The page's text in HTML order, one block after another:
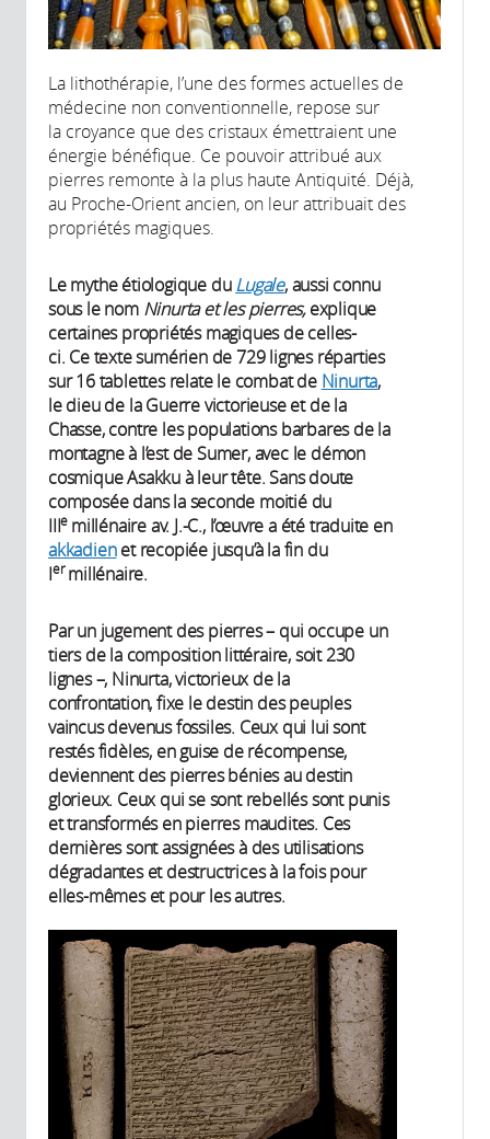
La lithothérapie, l’une des formes actuelles de
médecine non conventionnelle, repose sur
la croyance que des cristaux émettraient une
énergie bénéfique. Ce pouvoir attribué aux
pierres remonte à la plus haute Antiquité. Déjà,
au Proche-Orient ancien, on leur attribuait des
propriétés magiques.
Le mythe étiologique duLugale, aussi connu
sous le nom Ninurta et les pierres,explique
certaines propriétés magiques de celles-
ci. Ce texte sumérien de 729 lignes réparties
sur 16 tablettes relate le combat de Ninurta,
le dieu de la Guerre victorieuse et de la
Chasse, contre les populations barbares de la
montagne à l’est de Sumer, avec le démon
cosmique Asakku à leur tête. Sans doute
composée dans la seconde moitié du
IIIe millénaire av. J.-C., l’œuvre a été traduite en
akkadienet recopiée jusqu’à la fin du
Iermillénaire.
Par un jugement des pierres – qui occupe un
tiers de la composition littéraire, soit 230
lignes –, Ninurta, victorieux de la
confrontation, fixe le destin des peuples
vaincus devenus fossiles. Ceux qui lui sont
restés fidèles, en guise de récompense,
deviennent des pierres bénies au destin
glorieux. Ceux qui se sont rebellés sont punis
et transformés en pierres maudites. Ces
dernières sont assignées à des utilisations
dégradantes et destructrices à la fois pour
elles-mêmes et pour les autres.